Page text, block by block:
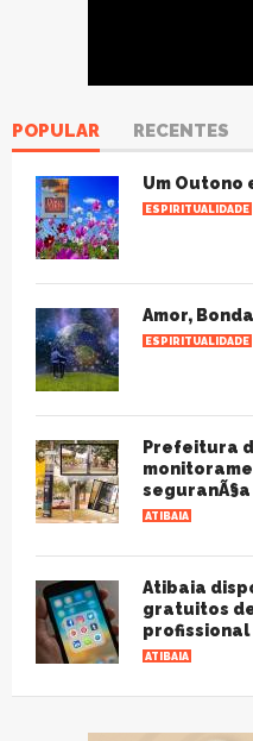
POPULAR RECENTES
Um Outono
ESPIRITUALIDADE
Amor,
ESPIRITUALIDADE
Prefeitura
seguranÃ§a
ATIBAIA
Atibaia
gratuitos
profissional
ATIBAIA